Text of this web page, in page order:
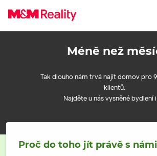
Méně než
Tak dlouho nám trvá najít domov pro
klientů.
Najděte u nás vysněné bydlení
Proč do toho jít právě s